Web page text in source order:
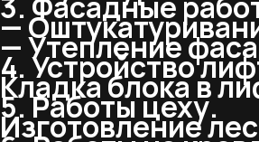
—
— Утепление
4. Устройство
Кладка блока в
5. Работы цеху.
Изготовление